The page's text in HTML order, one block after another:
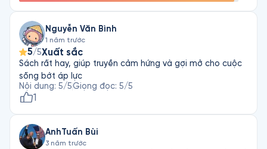
Nguyễn Văn Bình
1 năm trước
5/5Xuất sắc
Sách rất hay, giúp truyền cảm hứng và gợi mở cho cuộc
sống bớt áp lực
Nội dung: 5/5Giọng đọc: 5/5
1
AnhTuấn Bùi
3 năm trước